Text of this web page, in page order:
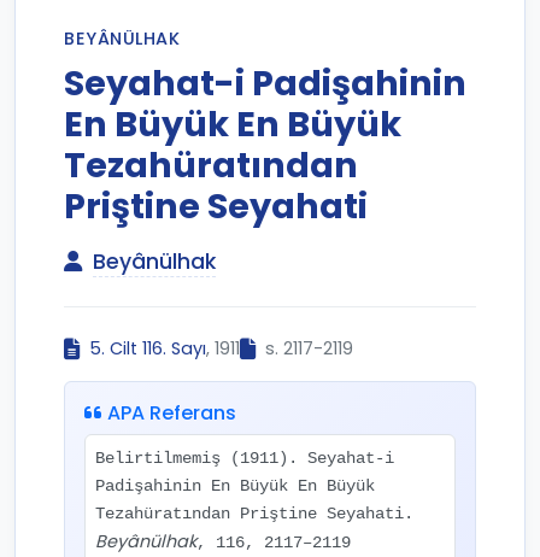
BEYÂNÜLHAK
Seyahat-i Padişahinin
En Büyük En Büyük
Tezahüratından
Priştine Seyahati
Beyânülhak
5. Cilt 116. Sayı, 1911 s. 2117-2119
APA Referans
Belirtilmemiş (1911). Seyahat-i
Padişahinin En Büyük En Büyük
Tezahüratından Priştine Seyahati.
Beyânülhak, 116, 2117–2119